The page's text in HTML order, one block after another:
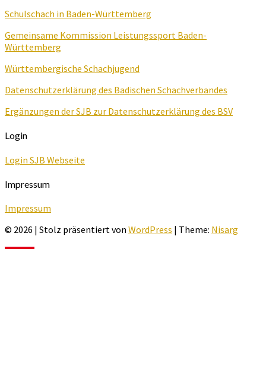
Schulschach in Baden-Württemberg
Gemeinsame Kommission Leistungssport Baden-
Württemberg
Württembergische Schachjugend
Datenschutzerklärung des Badischen Schachverbandes
Ergänzungen der SJB zur Datenschutzerklärung des BSV
Login
Login SJB Webseite
Impressum
Impressum
© 2026 | Stolz präsentiert von WordPress | Theme: Nisarg